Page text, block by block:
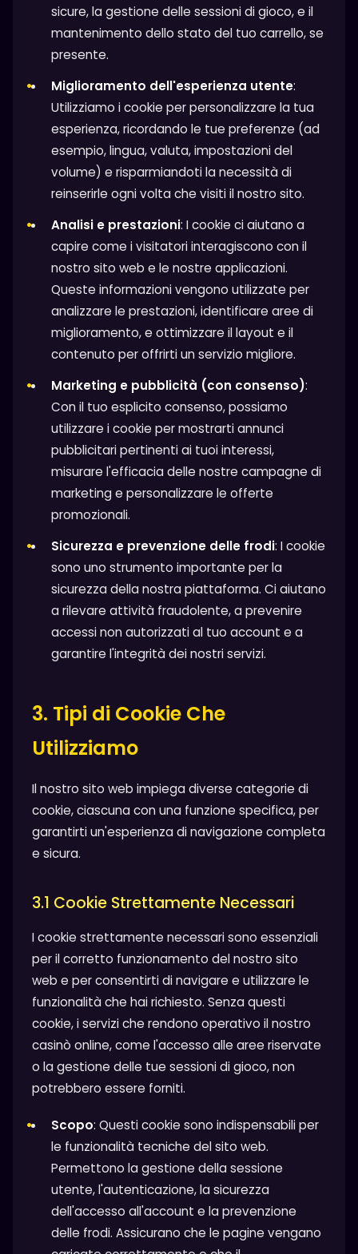
sicure, la gestione delle sessioni di gioco, e il
mantenimento dello stato del tuo carrello, se
presente.
Miglioramento dell'esperienza utente:
Utilizziamo i cookie per personalizzare la tua
esperienza, ricordando le tue preferenze (ad
esempio, lingua, valuta, impostazioni del
volume) e risparmiandoti la necessità di
reinserirle ogni volta che visiti il nostro sito.
Analisi e prestazioni: I cookie ci aiutano a
capire come i visitatori interagiscono con il
nostro sito web e le nostre applicazioni.
Queste informazioni vengono utilizzate per
analizzare le prestazioni, identificare aree di
miglioramento, e ottimizzare il layout e il
contenuto per offrirti un servizio migliore.
Marketing e pubblicità (con consenso):
Con il tuo esplicito consenso, possiamo
utilizzare i cookie per mostrarti annunci
pubblicitari pertinenti ai tuoi interessi,
misurare l'efficacia delle nostre campagne di
marketing e personalizzare le offerte
promozionali.
Sicurezza e prevenzione delle frodi: I cookie
sono uno strumento importante per la
sicurezza della nostra piattaforma. Ci aiutano
a rilevare attività fraudolente, a prevenire
accessi non autorizzati al tuo account e a
garantire l'integrità dei nostri servizi.
3. Tipi di Cookie Che
Utilizziamo
Il nostro sito web impiega diverse categorie di
cookie, ciascuna con una funzione specifica, per
garantirti un'esperienza di navigazione completa
e sicura.
3.1 Cookie Strettamente Necessari
I cookie strettamente necessari sono essenziali
per il corretto funzionamento del nostro sito
web e per consentirti di navigare e utilizzare le
funzionalità che hai richiesto. Senza questi
cookie, i servizi che rendono operativo il nostro
casinò online, come l'accesso alle aree riservate
o la gestione delle tue sessioni di gioco, non
potrebbero essere forniti.
Scopo: Questi cookie sono indispensabili per
le funzionalità tecniche del sito web.
Permettono la gestione della sessione
utente, l'autenticazione, la sicurezza
dell'accesso all'account e la prevenzione
delle frodi. Assicurano che le pagine vengano